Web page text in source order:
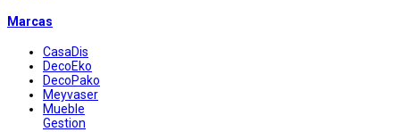
Marcas
CasaDis
DecoEko
DecoPako
Meyvaser
Mueble
Gestion